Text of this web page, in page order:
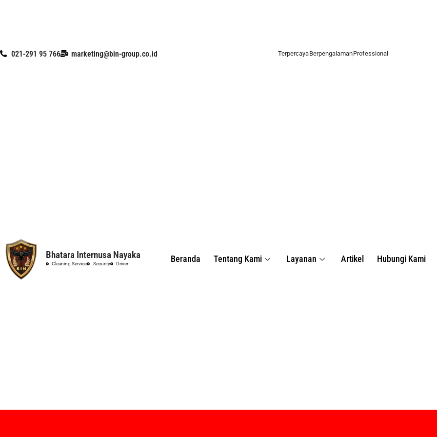
content
021-291 95 766 marketing@bin-group.co.id TerpercayaBerpengalamanProfessional
Bhatara Internusa Nayaka
Cleaning Service Security Driver Beranda Tentang Kami Layanan Artikel Hubungi Kami